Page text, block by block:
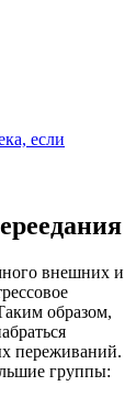
если
внешних и
образом,
переживаний.
группы: